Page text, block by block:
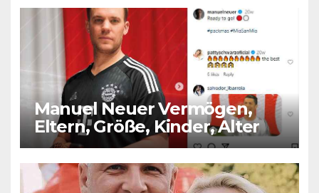
Manuel Neuer Vermögen,
Eltern, Größe, Kinder, Alter